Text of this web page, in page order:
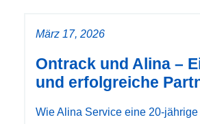
März 17, 2026
Ontrack und Alina –
und erfolgreiche
Wie Alina Service eine 20‑jährige